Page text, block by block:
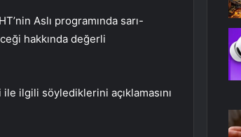
Aslı programında sarı-
hakkında değerli
ilgili söylediklerini açıklamasını